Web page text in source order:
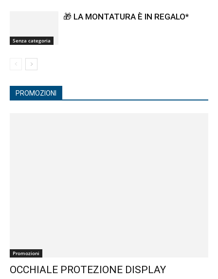
Senza categoria
🎁 LA MONTATURA È IN REGALO*
PROMOZIONI
Promozioni
OCCHIALE PROTEZIONE DISPLAY